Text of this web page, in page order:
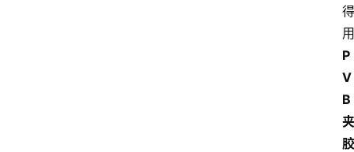
得
用
P
V
B
夹
胶